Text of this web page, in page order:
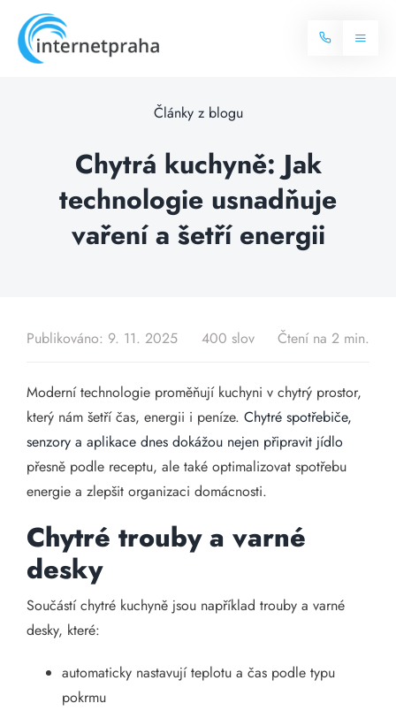
content
Toggle
Balíčky internetu
Více o internetu
Televize
Dostupnost
Články z blogu
Chytrá kuchyně: Jak
technologie usnadňuje
vaření a šetří energii
Publikováno: 9. 11. 2025 400 slov Čtení na 2 min.
Moderní technologie proměňují kuchyni v chytrý prostor,
který nám šetří čas, energii i peníze. Chytré spotřebiče,
senzory a aplikace dnes dokážou nejen připravit jídlo
přesně podle receptu, ale také optimalizovat spotřebu
energie a zlepšit organizaci domácnosti.
Chytré trouby a varné
desky
Součástí chytré kuchyně jsou například trouby a varné
desky, které:
automaticky nastavují teplotu a čas podle typu
pokrmu